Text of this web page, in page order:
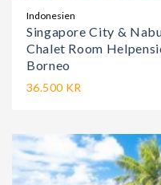
Indonesien
Singapore City &
Chalet Room
Borneo
36.500 KR